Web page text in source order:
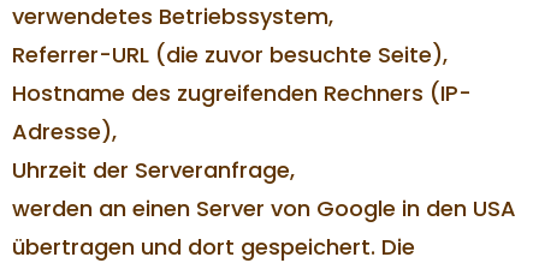
verwendetes Betriebssystem,
Referrer-URL (die zuvor besuchte Seite),
Hostname des zugreifenden Rechners (IP-
Adresse),
Uhrzeit der Serveranfrage,
werden an einen Server von Google in den USA
übertragen und dort gespeichert. Die